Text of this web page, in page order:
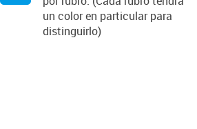
un color en particular para
distinguirlo)